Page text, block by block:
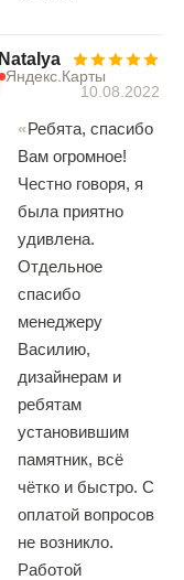
Natalya
Яндекс.Карты
10.08.2022
Ребята, спасибо
Вам огромное!
Честно говоря, я
была приятно
удивлена.
Отдельное
спасибо
менеджеру
Василию,
дизайнерам и
ребятам
установившим
памятник, всё
чётко и быстро. С
оплатой вопросов
не возникло.
Работой